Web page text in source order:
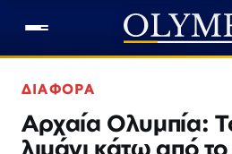
ΔΙΑΦΟΡΑ
Αρχαία Ολυμπία:
λιμάνι κάτω από